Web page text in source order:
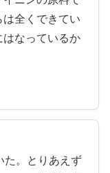
全くできてい
はなっているか
た。とりあえず